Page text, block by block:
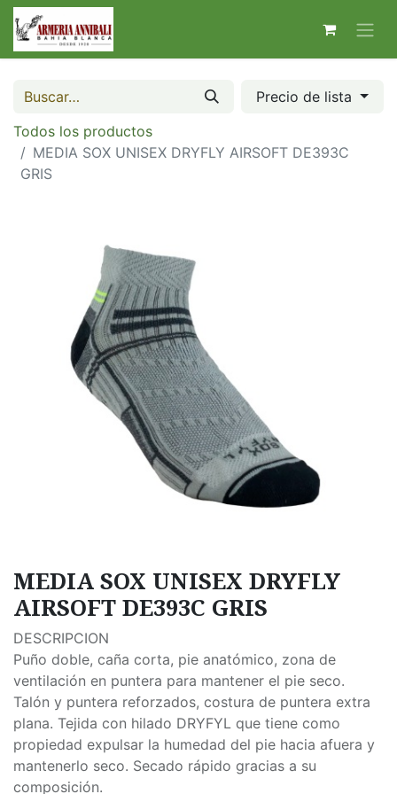
Precio de lista
Todos los productos
MEDIA SOX UNISEX DRYFLY AIRSOFT DE393C
GRIS
MEDIA SOX UNISEX DRYFLY
AIRSOFT DE393C GRIS
DESCRIPCION
Puño doble, caña corta, pie anatómico, zona de
ventilación en puntera para mantener el pie seco.
Talón y puntera reforzados, costura de puntera extra
plana. Tejida con hilado DRYFYL que tiene como
propiedad expulsar la humedad del pie hacia afuera y
mantenerlo seco. Secado rápido gracias a su
composición.